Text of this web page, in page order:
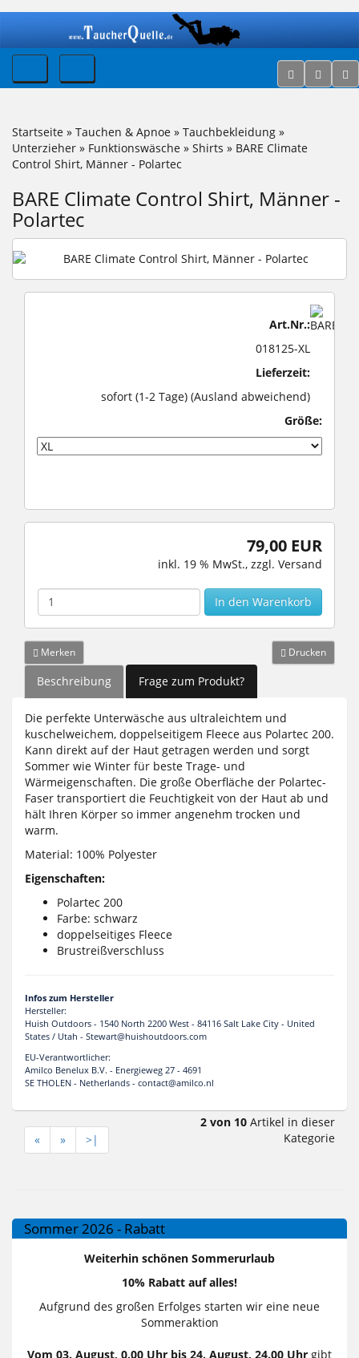
Startseite » Tauchen & Apnoe » Tauchbekleidung »
Unterzieher » Funktionswäsche » Shirts » BARE Climate
Control Shirt, Männer - Polartec
BARE Climate Control Shirt, Männer -
Polartec
Art.Nr.:
018125-XL
Lieferzeit:
sofort (1-2 Tage) (Ausland abweichend)
Größe:
79,00 EUR
inkl. 19 % MwSt., zzgl. Versand
In den Warenkorb
Merken Drucken
Beschreibung Frage zum Produkt?
Die perfekte Unterwäsche aus ultraleichtem und
kuschelweichem, doppelseitigem Fleece aus Polartec 200.
Kann direkt auf der Haut getragen werden und sorgt
Sommer wie Winter für beste Trage- und
Wärmeigenschaften. Die große Oberfläche der Polartec-
Faser transportiert die Feuchtigkeit von der Haut ab und
hält Ihren Körper so immer angenehm trocken und
warm.
Material: 100% Polyester
Eigenschaften:
Polartec 200
Farbe: schwarz
doppelseitiges Fleece
Brustreißverschluss
Infos zum Hersteller
Hersteller:
Huish Outdoors - 1540 North 2200 West - 84116 Salt Lake City - United
States / Utah - Stewart@huishoutdoors.com
EU-Verantwortlicher:
Amilco Benelux B.V. - Energieweg 27 - 4691
SE THOLEN - Netherlands - contact@amilco.nl
« » >|
2 von 10 Artikel in dieser
Kategorie
Sommer 2026 - Rabatt
Weiterhin schönen Sommerurlaub
10% Rabatt auf alles!
Aufgrund des großen Erfolges starten wir eine neue
Sommeraktion
Vom 03. August, 0.00 Uhr bis 24. August, 24.00 Uhr gibt